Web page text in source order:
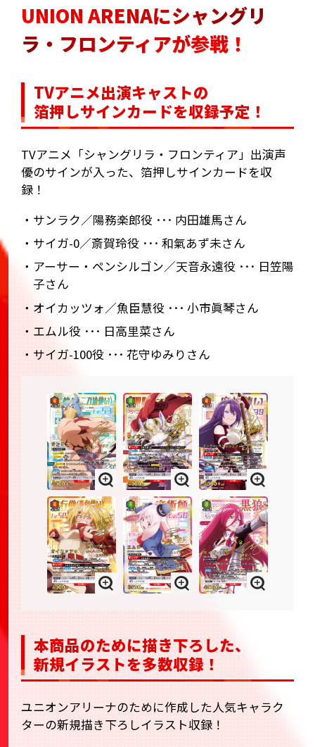
UNION ARENAにシャングリ
ラ・フロンティアが参戦！
TVアニメ出演キャストの
箔押しサインカードを収録予定！
TVアニメ「シャングリラ・フロンティア」出演声
優のサインが入った、箔押しサインカードを収
録！
・サンラク／陽務楽郎役 ･･･ 内田雄馬さん
・サイガ-0／斎賀玲役 ･･･ 和氣あず未さん
・アーサー・ペンシルゴン／天音永遠役 ･･･ 日笠陽
子さん
・オイカッツォ／魚臣慧役 ･･･ 小市眞琴さん
・エムル役 ･･･ 日高里菜さん
・サイガ-100役 ･･･ 花守ゆみりさん
本商品のために描き下ろした、
新規イラストを多数収録！
ユニオンアリーナのために作成した人気キャラク
ターの新規描き下ろしイラスト収録！